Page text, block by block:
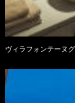
ヴィラフォンテーヌ